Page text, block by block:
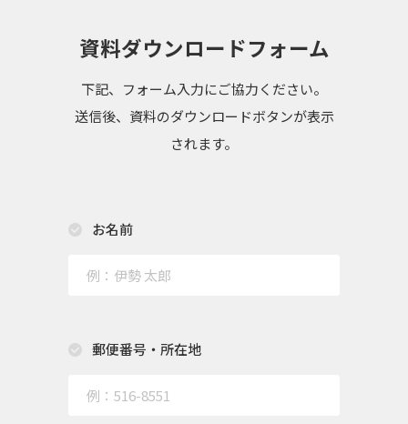
資料ダウンロードフォーム
下記、フォーム入力にご協力ください。
送信後、資料のダウンロードボタンが表示
されます。
お名前
郵便番号・所在地